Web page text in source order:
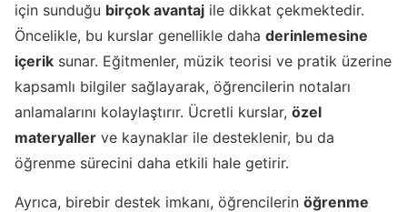
için sunduğu birçok avantaj ile dikkat çekmektedir.
Öncelikle, bu kurslar genellikle daha derinlemesine
içerik sunar. Eğitmenler, müzik teorisi ve pratik üzerine
kapsamlı bilgiler sağlayarak, öğrencilerin notaları
anlamalarını kolaylaştırır. Ücretli kurslar, özel
materyaller ve kaynaklar ile desteklenir, bu da
öğrenme sürecini daha etkili hale getirir.
Ayrıca, birebir destek imkanı, öğrencilerin öğrenme